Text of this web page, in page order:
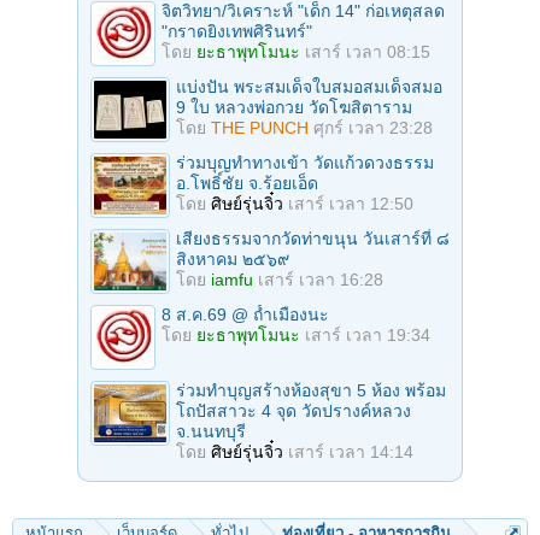
จิตวิทยา/วิเคราะห์ "เด็ก 14" ก่อเหตุสลด
"กราดยิงเทพศิรินทร์"
โดย ยะธาพุทโมนะ เสาร์ เวลา 08:15
แบ่งปัน พระสมเด็จใบสมอสมเด็จสมอ
9 ใบ หลวงพ่อกวย วัดโฆสิตาราม
โดย THE PUNCH ศุกร์ เวลา 23:28
ร่วมบุญทําทางเข้า วัดแก้วดวงธรรม
อ.โพธิ์ชัย จ.ร้อยเอ็ด
โดย ศิษย์รุ่นจิ๋ว เสาร์ เวลา 12:50
เสียงธรรมจากวัดท่าขนุน วันเสาร์ที่ ๘
สิงหาคม ๒๕๖๙
โดย iamfu เสาร์ เวลา 16:28
8 ส.ค.69 @ ถ้ำเมืองนะ
โดย ยะธาพุทโมนะ เสาร์ เวลา 19:34
ร่วมทําบุญสร้างห้องสุขา 5 ห้อง พร้อม
โถปัสสาวะ 4 จุด วัดปรางค์หลวง
จ.นนทบุรี
โดย ศิษย์รุ่นจิ๋ว เสาร์ เวลา 14:14